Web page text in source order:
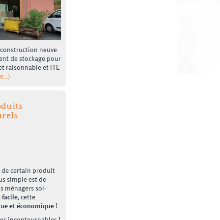
neuve
de stockage pour
raisonnable et ITE
de certain produit
simple est de
ménagers soi-
facile,cette
et économique!